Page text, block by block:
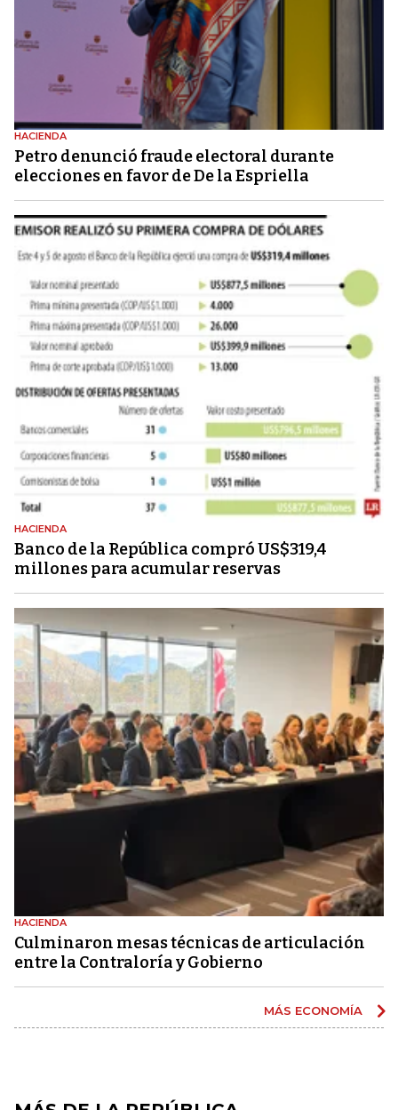
HACIENDA
Petro denunció fraude electoral durante
elecciones en favor de De la Espriella
HACIENDA
Banco de la República compró US$319,4
millones para acumular reservas
HACIENDA
Culminaron mesas técnicas de articulación
entre la Contraloría y Gobierno
MÁS ECONOMÍA